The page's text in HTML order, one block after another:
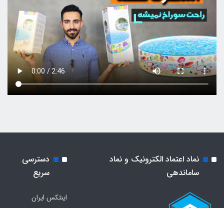
نماد اعتماد الکترونیک و نماد
ساماندهی
دسترسی
سریع
اینتکس ایران